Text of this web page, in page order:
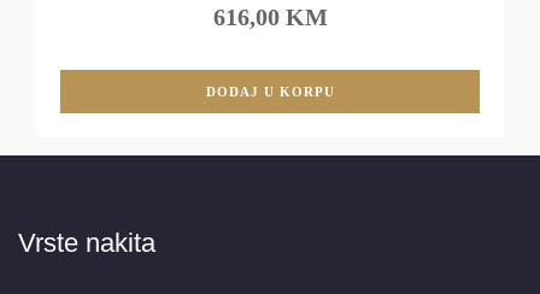
616,00 KM
DODAJ U KORPU
Vrste nakita